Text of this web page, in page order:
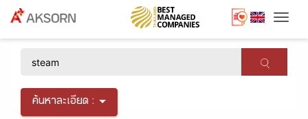
ค้นหาละเอียด :